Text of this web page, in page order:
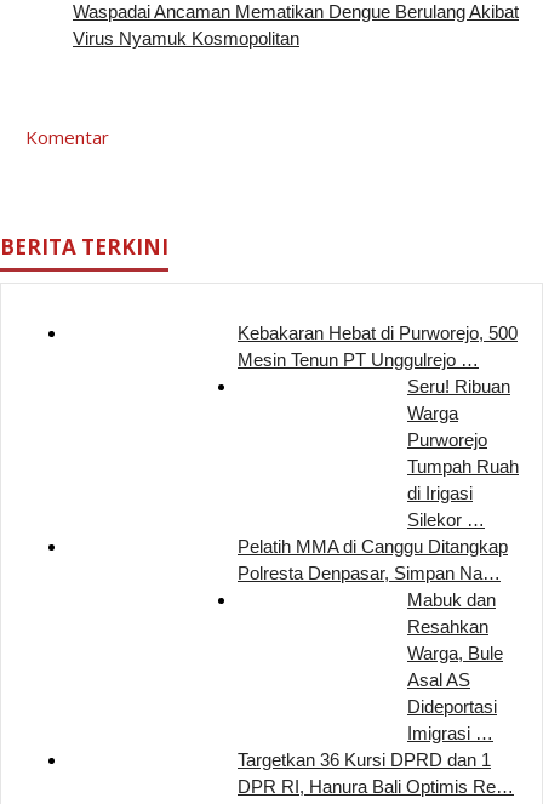
Waspadai Ancaman Mematikan Dengue Berulang Akibat
Virus Nyamuk Kosmopolitan
Komentar
BERITA TERKINI
Kebakaran Hebat di Purworejo, 500
Mesin Tenun PT Unggulrejo …
Seru! Ribuan
Warga
Purworejo
Tumpah Ruah
di Irigasi
Silekor …
Pelatih MMA di Canggu Ditangkap
Polresta Denpasar, Simpan Na…
Mabuk dan
Resahkan
Warga, Bule
Asal AS
Dideportasi
Imigrasi …
Targetkan 36 Kursi DPRD dan 1
DPR RI, Hanura Bali Optimis Re…